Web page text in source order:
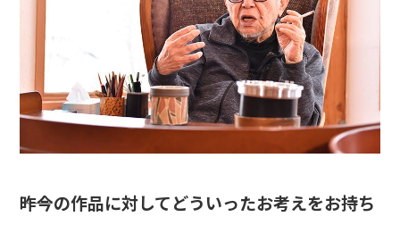
――昨今の作品に対してどういったお考えをお持ち